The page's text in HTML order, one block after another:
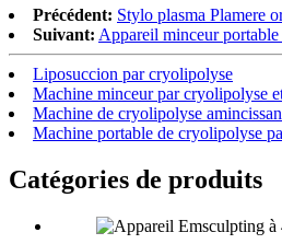
Précédent: Stylo plasma Plamere
Suivant: Appareil minceur
Liposuccion par cryolipolyse
Machine minceur par cryolipolyse
Machine de cryolipolyse
Machine portable de cryolipolyse
Catégories de produits